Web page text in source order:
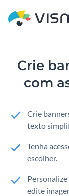
Crie
com
Crie
texto
Tenha
escolher.
edite